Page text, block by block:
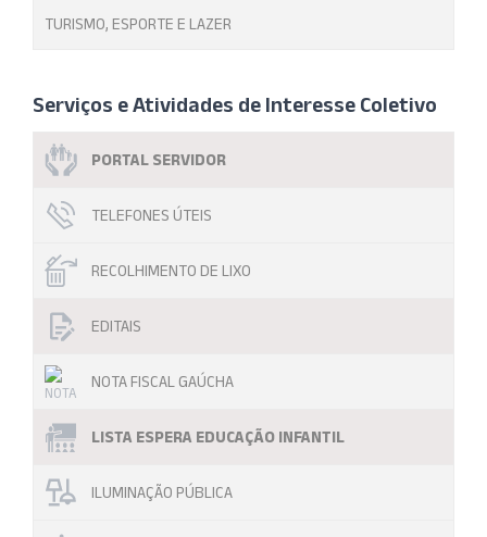
TURISMO, ESPORTE E LAZER
Serviços e Atividades de Interesse Coletivo
PORTAL SERVIDOR
TELEFONES ÚTEIS
RECOLHIMENTO DE LIXO
EDITAIS
NOTA FISCAL GAÚCHA
LISTA ESPERA EDUCAÇÃO INFANTIL
ILUMINAÇÃO PÚBLICA